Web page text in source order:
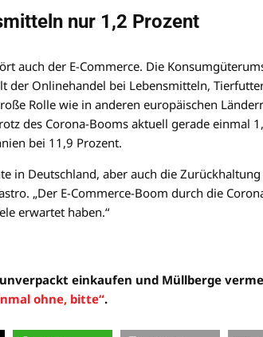
nur 1,2 Prozent
auch der E-Commerce. Die
der Onlinehandel bei Lebensmitteln,
Rolle wie in anderen europäischen
des Corona-Booms aktuell gerade einmal
bei 11,9 Prozent.
in Deutschland, aber auch die
„Der E-Commerce-Boom durch die
erwartet haben.“
einkaufen und Müllberge
ohne, bitte“.